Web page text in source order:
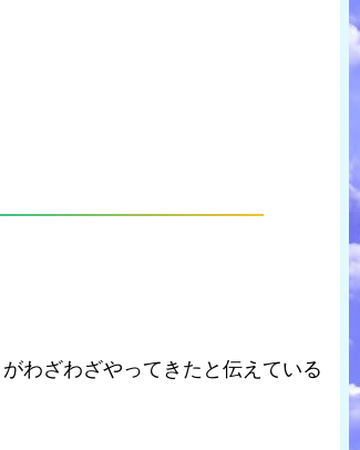
わざわざやってきたと伝えている